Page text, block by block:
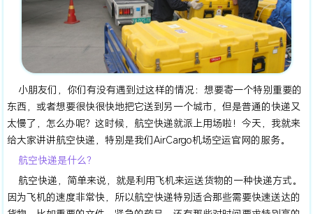
小朋友们，你们有没有遇到过这样的情况：想要寄一个特别重要的
东西，或者想要很快很快地把它送到另一个城市，但是普通的快递又
太慢了，怎么办呢？这时候，航空快递就派上用场啦！今天，我就来
给大家讲讲航空快递，特别是我们AirCargo机场空运官网的服务。
航空快递是什么？
航空快递，简单来说，就是利用飞机来运送货物的一种快递方式。
因为飞机的速度非常快，所以航空快递特别适合那些需要快速送达的